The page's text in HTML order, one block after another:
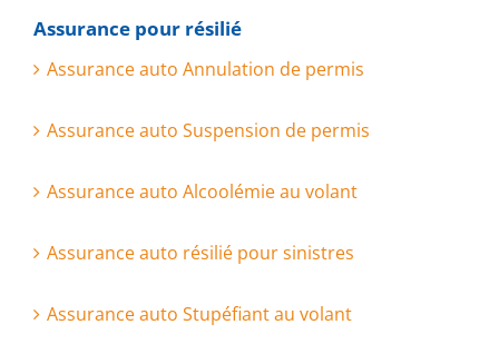
Assurance pour résilié
Assurance auto Annulation de permis
Assurance auto Suspension de permis
Assurance auto Alcoolémie au volant
Assurance auto résilié pour sinistres
Assurance auto Stupéfiant au volant